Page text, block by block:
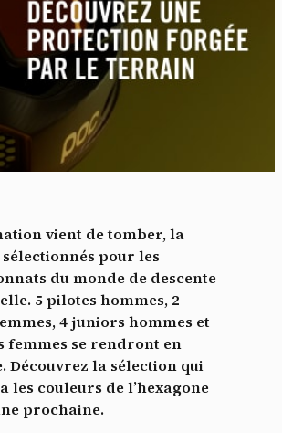
vient de tomber, la
pour les
du monde de descente
5 pilotes hommes, 2
4 juniors hommes et
femmes se rendront en
Découvrez la sélection qui
les couleurs de l’hexagone
prochaine.